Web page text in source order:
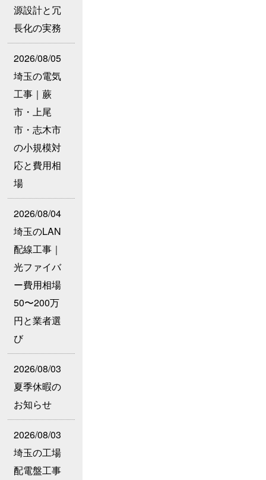
源設計と冗
長化の実務
2026/08/05
埼玉の電気
工事｜蕨
市・上尾
市・志木市
の小規模対
応と費用相
場
2026/08/04
埼玉のLAN
配線工事｜
光ファイバ
ー費用相場
50〜200万
円と業者選
び
2026/08/03
夏季休暇の
お知らせ
2026/08/03
埼玉の工場
配電盤工事